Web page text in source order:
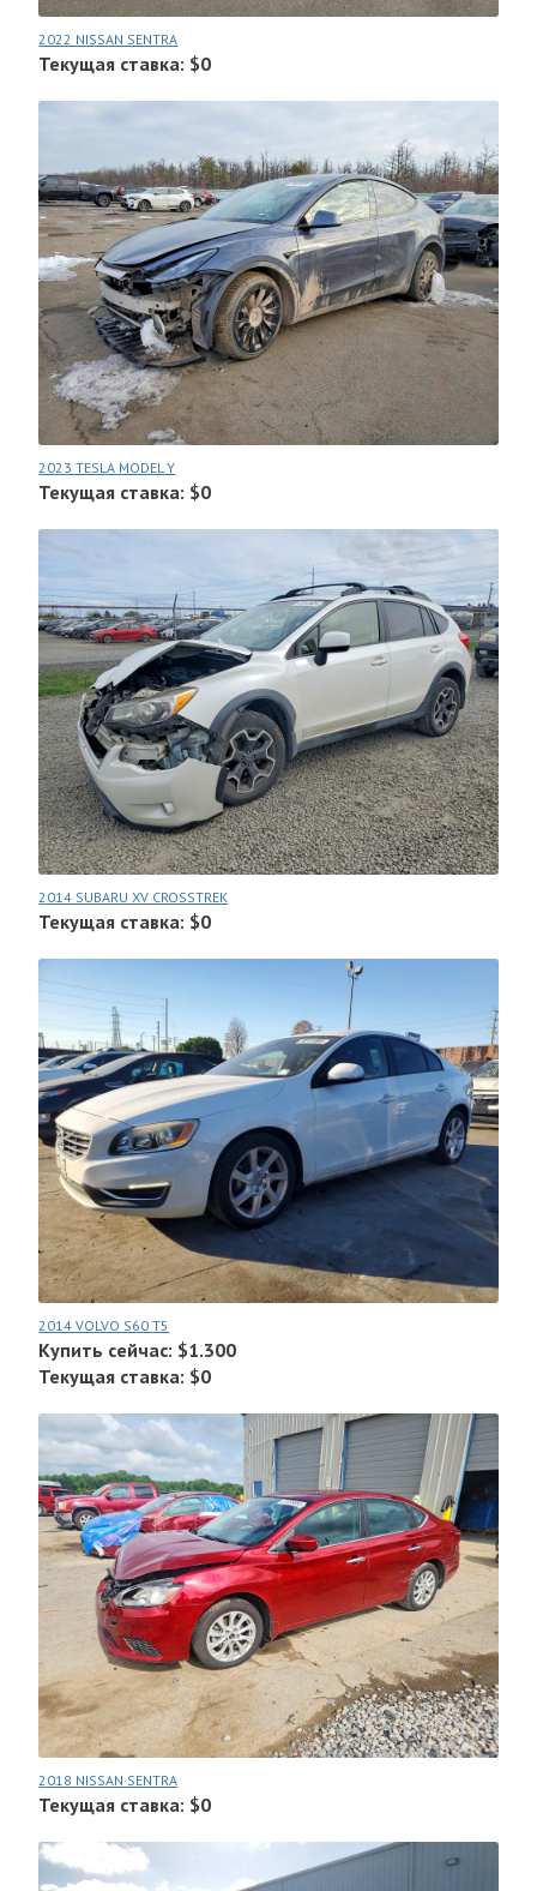
2022 NISSAN SENTRA
Текущая ставка: $0
2023 TESLA MODEL Y
Текущая ставка: $0
2014 SUBARU XV CROSSTREK
Текущая ставка: $0
2014 VOLVO S60 T5
Купить сейчас: $1.300
Текущая ставка: $0
2018 NISSAN SENTRA
Текущая ставка: $0